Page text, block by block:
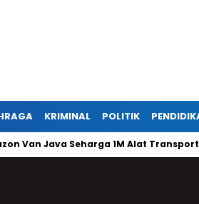
KRIMINAL POLITIK
Java Seharga 1M Alat Transportasi